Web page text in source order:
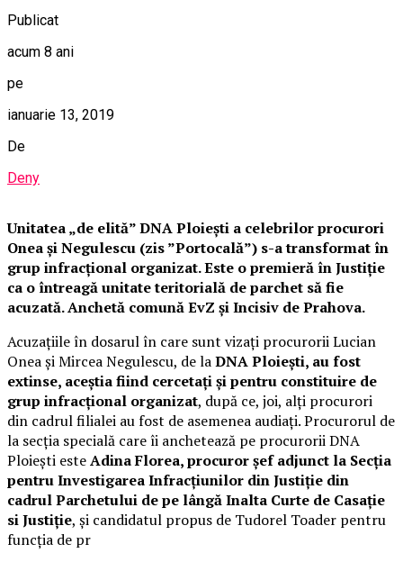
Publicat
acum 8 ani
pe
ianuarie 13, 2019
De
Deny
Unitatea „de elită” DNA Ploieşti a celebrilor procurori
Onea și Negulescu (zis ”Portocală”) s-a transformat în
grup infracţional organizat. Este o premieră în Justiţie
ca o întreagă unitate teritorială de parchet să fie
acuzată. Anchetă comună EvZ și Incisiv de Prahova.
Acuzațiile în dosarul în care sunt vizați procurorii Lucian
Onea și Mircea Negulescu, de laDNA Ploiești, au fost
extinse, aceștia fiind cercetați și pentru constituire de
grup infracțional organizat, după ce, joi, alți procurori
din cadrul filialei au fost de asemenea audiați. Procurorul de
la secția specială care îi anchetează pe procurorii DNA
Ploieşti esteAdina Florea, procuror şef adjunct la Secția
pentru Investigarea Infracțiunilor din Justiție din
cadrul Parchetului de pe lângă Inalta Curte de Casație
si Justiție, şi candidatul propus de Tudorel Toader pentru
funcția de pr